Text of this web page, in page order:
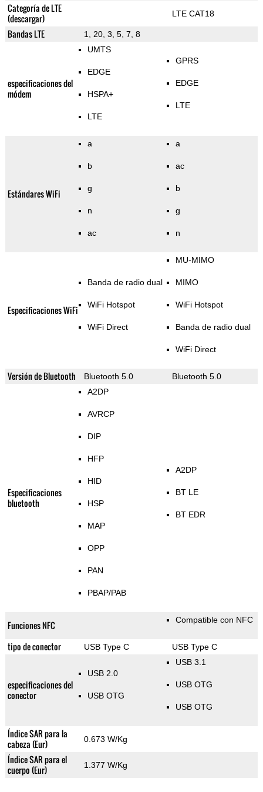
Categoría de LTE
(descargar)
LTE CAT18
Bandas LTE 1, 20, 3, 5, 7, 8
especificaciones del
módem
UMTS
EDGE
HSPA+
LTE
GPRS
EDGE
LTE
Estándares WiFi
a
b
g
n
ac
a
ac
b
g
n
Especificaciones WiFi
Banda de radio dual
WiFi Hotspot
WiFi Direct
MU-MIMO
MIMO
WiFi Hotspot
Banda de radio dual
WiFi Direct
Versión de Bluetooth Bluetooth 5.0 Bluetooth 5.0
Especificaciones
bluetooth
A2DP
AVRCP
DIP
HFP
HID
HSP
MAP
OPP
PAN
PBAP/PAB
A2DP
BT LE
BT EDR
Funciones NFC Compatible con NFC
tipo de conector USB Type C USB Type C
especificaciones del
conector
USB 2.0
USB OTG
USB 3.1
USB OTG
USB OTG
Índice SAR para la
cabeza (Eur)
0.673 W/Kg
Índice SAR para el
cuerpo (Eur)
1.377 W/Kg